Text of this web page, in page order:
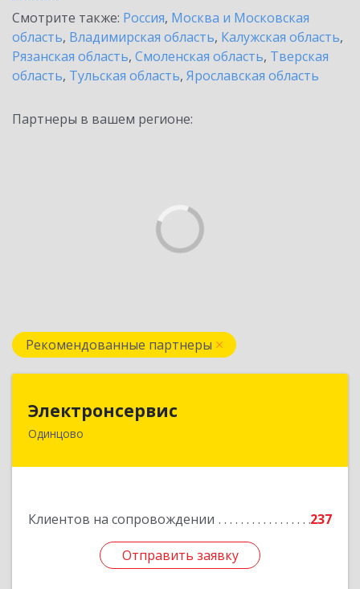
Смотрите также: Россия, Москва и Московская
область, Владимирская область, Калужская область,
Рязанская область, Смоленская область, Тверская
область, Тульская область, Ярославская область
Партнеры в вашем регионе:
Рекомендованные партнеры
Электронсервис
Одинцово
Клиентов на сопровождении 237
Отправить заявку
143050, Московская обл, Одинцовский р-н,
Подробнее
Отправить заявку